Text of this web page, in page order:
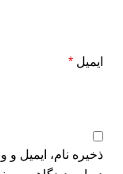
ایمیل *
ذخیره نام، ایمیل